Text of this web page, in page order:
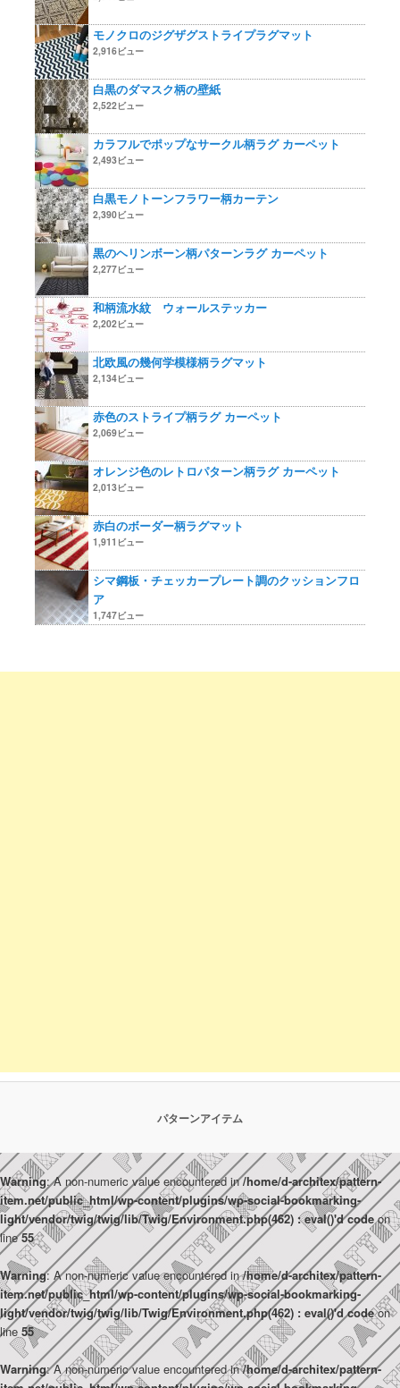
モノクロのジグザグストライプラグマット
2,916ビュー
白黒のダマスク柄の壁紙
2,522ビュー
カラフルでポップなサークル柄ラグ カーペット
2,493ビュー
白黒モノトーンフラワー柄カーテン
2,390ビュー
黒のヘリンボーン柄パターンラグ カーペット
2,277ビュー
和柄流水紋 ウォールステッカー
2,202ビュー
北欧風の幾何学模様柄ラグマット
2,134ビュー
赤色のストライプ柄ラグ カーペット
2,069ビュー
オレンジ色のレトロパターン柄ラグ カーペット
2,013ビュー
赤白のボーダー柄ラグマット
1,911ビュー
シマ鋼板・チェッカープレート調のクッションフロ
ア
1,747ビュー
パターンアイテム
Warning: A non-numeric value encountered in/home/d-architex/pattern-
item.net/public_html/wp-content/plugins/wp-social-bookmarking-
light/vendor/twig/twig/lib/Twig/Environment.php(462) : eval()'d codeon
line55
Warning: A non-numeric value encountered in/home/d-architex/pattern-
item.net/public_html/wp-content/plugins/wp-social-bookmarking-
light/vendor/twig/twig/lib/Twig/Environment.php(462) : eval()'d codeon
line 55
Warning: A non-numeric value encountered in/home/d-architex/pattern-